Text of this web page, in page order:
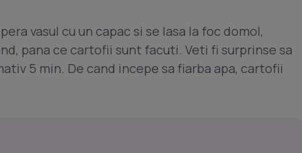
vasul cu un capac si se lasa la foc domol,
pana ce cartofii sunt facuti. Veti fi surprinse sa
5 min. De cand incepe sa fiarba apa, cartofii